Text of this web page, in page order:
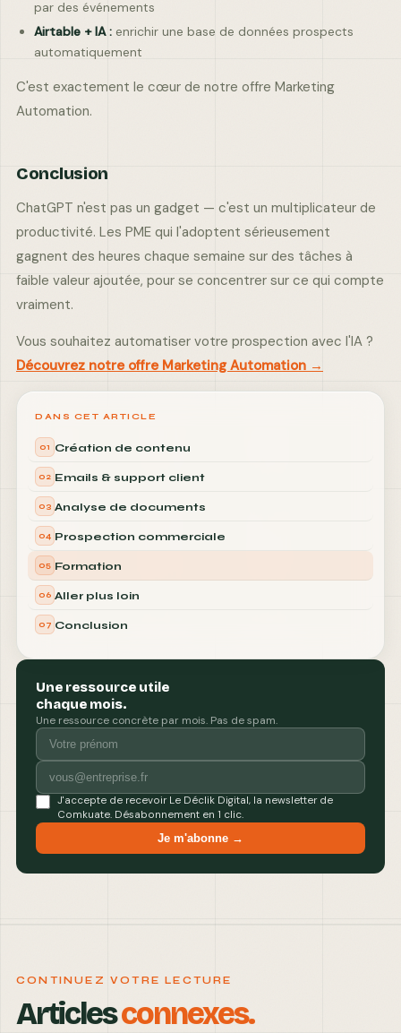
par des événements
Airtable + IA : enrichir une base de données prospects
automatiquement
C'est exactement le cœur de notre offre Marketing
Automation.
Conclusion
ChatGPT n'est pas un gadget — c'est un multiplicateur de
productivité. Les PME qui l'adoptent sérieusement
gagnent des heures chaque semaine sur des tâches à
faible valeur ajoutée, pour se concentrer sur ce qui compte
vraiment.
Vous souhaitez automatiser votre prospection avec l'IA ?
Découvrez notre offre Marketing Automation →
DANS CET ARTICLE
01 Création de contenu
02 Emails & support client
03 Analyse de documents
04 Prospection commerciale
05 Formation
06 Aller plus loin
07 Conclusion
Une ressource utile
chaque mois.
Une ressource concrète par mois. Pas de spam.
J'accepte de recevoir Le Déclik Digital, la newsletter de
Comkuate. Désabonnement en 1 clic.
Je m'abonne →
CONTINUEZ VOTRE LECTURE
Articlesconnexes.